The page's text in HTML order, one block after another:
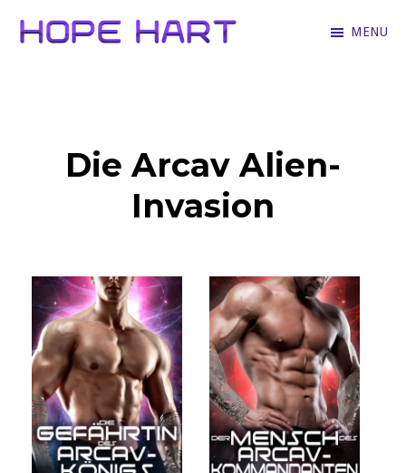
Skip
romantics
stories
MENU
Die Arcav Alien-
Invasion